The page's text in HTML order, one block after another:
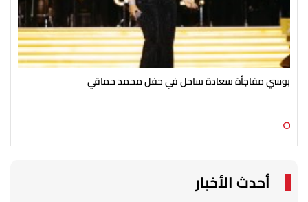
بوسي مفاجأة سعادة ساحل في حفل محمد حماقي
أحدث الأخبار